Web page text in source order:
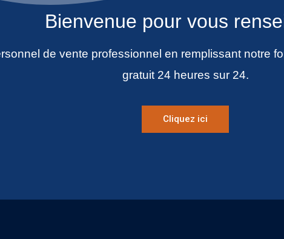
Bienvenue pour vous
de vente professionnel en remplissant notre
gratuit 24 heures sur 24.
Cliquez ici